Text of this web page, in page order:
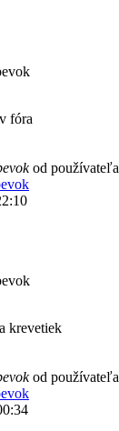
fóra
od používateľa
krevetiek
od používateľa